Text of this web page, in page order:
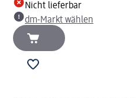
Nicht lieferbar
dm-Markt wählen